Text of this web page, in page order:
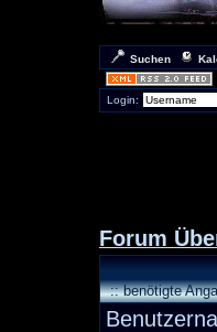
Suchen
Login:
Forum
:: benötigte